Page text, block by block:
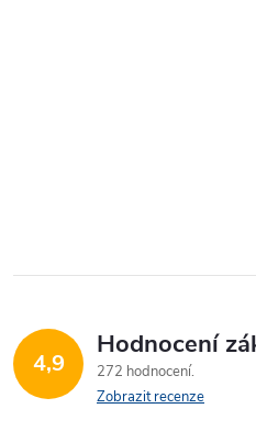
4,9
Hodnocení
272 hodnocení
Zobrazit recenze